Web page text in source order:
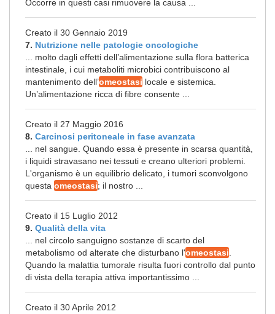
Occorre in questi casi rimuovere la causa ...
Creato il 30 Gennaio 2019
7. Nutrizione nelle patologie oncologiche
... molto dagli effetti dell’alimentazione sulla flora batterica
intestinale, i cui metaboliti microbici contribuiscono al
mantenimento dell’omeostasi locale e sistemica.
Un’alimentazione ricca di fibre consente ...
Creato il 27 Maggio 2016
8. Carcinosi peritoneale in fase avanzata
... nel sangue. Quando essa è presente in scarsa quantità,
i liquidi stravasano nei tessuti e creano ulteriori problemi.
L'organismo è un equilibrio delicato, i tumori sconvolgono
questa omeostasi; il nostro ...
Creato il 15 Luglio 2012
9. Qualità della vita
... nel circolo sanguigno sostanze di scarto del
metabolismo od alterate che disturbano l'omeostasi
Quando la malattia tumorale risulta fuori controllo dal punto
di vista della terapia attiva importantissimo ...
Creato il 30 Aprile 2012